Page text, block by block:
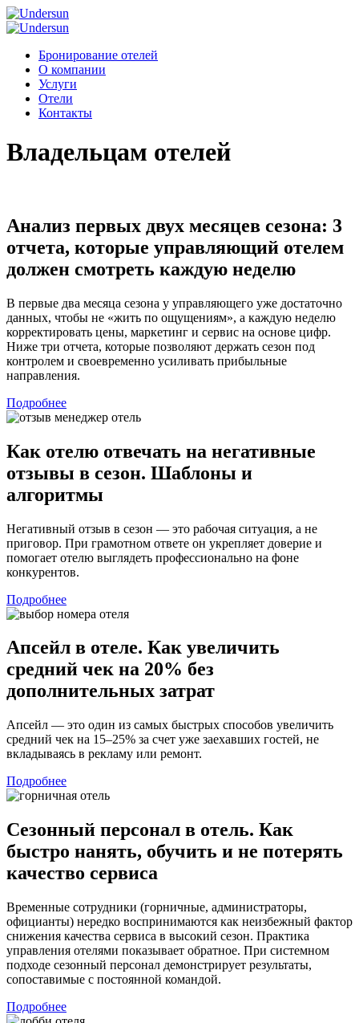
Бронирование отелей
О компании
Услуги
Отели
Контакты
Владельцам отелей
Анализ первых двух месяцев сезона: 3
отчета, которые управляющий отелем
должен смотреть каждую неделю
В первые два месяца сезона у управляющего уже достаточно
данных, чтобы не «жить по ощущениям», а каждую неделю
корректировать цены, маркетинг и сервис на основе цифр.
Ниже три отчета, которые позволяют держать сезон под
контролем и своевременно усиливать прибыльные
направления.
Подробнее
Как отелю отвечать на негативные
отзывы в сезон. Шаблоны и
алгоритмы
Негативный отзыв в сезон — это рабочая ситуация, а не
приговор. При грамотном ответе он укрепляет доверие и
помогает отелю выглядеть профессионально на фоне
конкурентов.
Подробнее
Апсейл в отеле. Как увеличить
средний чек на 20% без
дополнительных затрат
Апсейл — это один из самых быстрых способов увеличить
средний чек на 15–25% за счет уже заехавших гостей, не
вкладываясь в рекламу или ремонт.
Подробнее
Сезонный персонал в отель. Как
быстро нанять, обучить и не потерять
качество сервиса
Временные сотрудники (горничные, администраторы,
официанты) нередко воспринимаются как неизбежный фактор
снижения качества сервиса в высокий сезон. Практика
управления отелями показывает обратное. При системном
подходе сезонный персонал демонстрирует результаты,
сопоставимые с постоянной командой.
Подробнее